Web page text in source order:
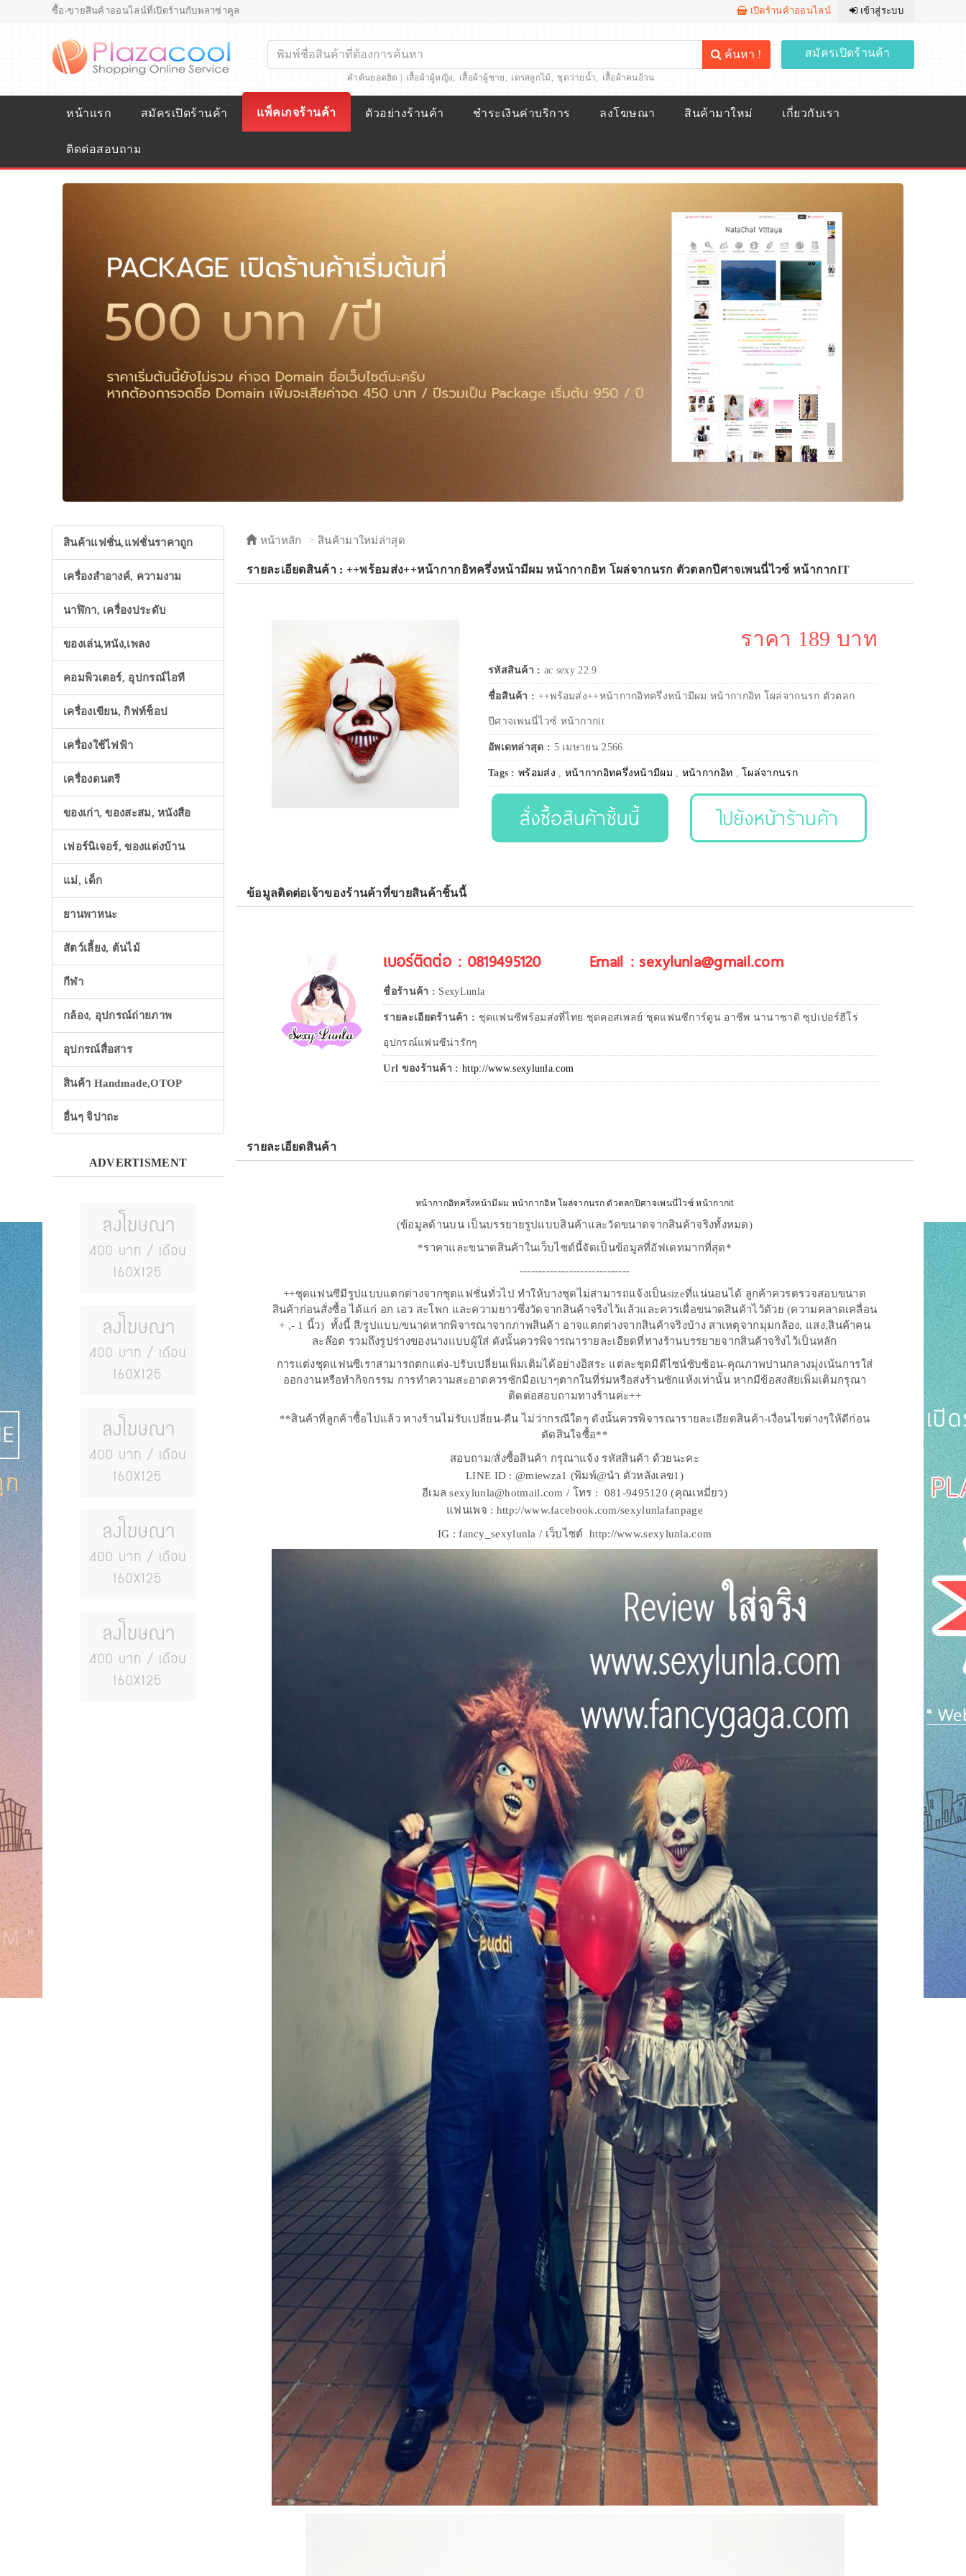
ซื้อ-ขายสินค้าออนไลน์ที่เปิดร้านกับพลาซ่าคูล เปิดร้านค้าออนไลน์ เข้าสู่ระบบ
ค้นหา !
คำค้นยอดฮิต | เสื้อผ้าผู้หญิง, เสื้อผ้าผู้ชาย, เดรสลูกไม้, ชุดว่ายน้ำ, เสื้อผ้าคนอ้วน
สมัครเปิดร้านค้า
หน้าแรก สมัครเปิดร้านค้า แพ็คเกจร้านค้า ตัวอย่างร้านค้า ชำระเงินค่าบริการ ลงโฆษณา สินค้ามาใหม่ เกี่ยวกับเรา
ติดต่อสอบถาม
สินค้าแฟชั่น,แฟชั่นราคาถูก
เครื่องสำอางค์, ความงาม
นาฬิกา, เครื่องประดับ
ของเล่น,หนัง,เพลง
คอมพิวเตอร์, อุปกรณ์ไอที
เครื่องเขียน, กิฟท์ช็อป
เครื่องใช้ไฟฟ้า
เครื่องดนตรี
ของเก่า, ของสะสม, หนังสือ
เฟอร์นิเจอร์, ของแต่งบ้าน
แม่, เด็ก
ยานพาหนะ
สัตว์เลี้ยง, ต้นไม้
กีฬา
กล้อง, อุปกรณ์ถ่ายภาพ
อุปกรณ์สื่อสาร
สินค้า Handmade,OTOP
อื่นๆ จิปาถะ
ADVERTISMENT
หน้าหลัก สินค้ามาใหม่ล่าสุด
รายละเอียดสินค้า : ++พร้อมส่ง++หน้ากากอิทครึ่งหน้ามีผม หน้ากากอิท โผล่จากนรก ตัวตลกปีศาจเพนนี่ไวซ์ หน้ากากIT
ราคา 189 บาท
รหัสสินค้า : ac sexy 22.9
ชื่อสินค้า : ++พร้อมส่ง++หน้ากากอิทครึ่งหน้ามีผม หน้ากากอิท โผล่จากนรก ตัวตลก
ปีศาจเพนนี่ไวซ์ หน้ากากit
อัพเดทล่าสุด : 5 เมษายน 2566
Tags :พร้อมส่ง , หน้ากากอิทครึ่งหน้ามีผม , หน้ากากอิท , โผล่จากนรก
สั่งซื้อสินค้าชิ้นนี้ ไปยังหน้าร้านค้า
ข้อมูลติดต่อเจ้าของร้านค้าที่ขายสินค้าชิ้นนี้
เบอร์ติดต่อ : 0819495120 Email : sexylunla@gmail.com
ชื่อร้านค้า : SexyLunla
รายละเอียดร้านค้า : ชุดแฟนซีพร้อมส่งที่ไทย ชุดคอสเพลย์ ชุดแฟนซีการ์ตูน อาชีพ นานาชาติ ซุปเปอร์ฮีโร่
อุปกรณ์แฟนซีน่ารักๆ
Url ของร้านค้า : http://www.sexylunla.com
รายละเอียดสินค้า
หน้ากากอิทครึ่งหน้ามีผม หน้ากากอิท โผล่จากนรก ตัวตลกปีศาจเพนนี่ไวซ์ หน้ากากit
(ข้อมูลด้านบน เป็นบรรยายรูปแบบสินค้าและวัดขนาดจากสินค้าจริงทั้งหมด)
*ราคาและขนาดสินค้าในเว็บไซต์นี้จัดเป็นข้อมูลที่อัฟเดทมากที่สุด*
-----------------------------
++ชุดแฟนซีมีรูปแบบแตกต่างจากชุดแฟชั่นทั่วไป ทำให้บางชุดไม่สามารถแจ้งเป็นsizeที่แน่นอนได้ ลูกค้าควรตรวจสอบขนาด
สินค้าก่อนสั่งซื้อ ได้แก่ อก เอว สะโพก และความยาวซึ่งวัดจากสินค้าจริงไว้แล้วและควรเผื่อขนาดสินค้าไว้ด้วย (ความคลาดเคลื่อน
+ ,- 1 นิ้ว) ทั้งนี้ สี/รูปแบบ/ขนาดหากพิจารณาจากภาพสินค้า อาจแตกต่างจากสินค้าจริงบ้าง สาเหตุจากมุมกล้อง, แสง,สินค้าคน
ละล๊อต รวมถึงรูปร่างของนางแบบผู้ใส่ ดังนั้นควรพิจารณารายละเอียดที่ทางร้านบรรยายจากสินค้าจริงไว้เป็นหลัก
การแต่งชุดแฟนซีเราสามารถตกแต่ง-ปรับเปลี่ยนเพิ่มเติมได้อย่างอิสระ แต่ละชุดมีดีไซน์ซับซ้อน-คุณภาพปานกลางมุ่งเน้นการใส่
ออกงานหรือทำกิจกรรม การทำความสะอาดควรซักมือเบาๆตากในที่ร่มหรือส่งร้านซักแห้งเท่านั้น หากมีข้อสงสัยเพิ่มเติมกรุณา
ติดต่อสอบถามทางร้านค่ะ++
**สินค้าที่ลูกค้าซื้อไปแล้ว ทางร้านไม่รับเปลี่ยน-คืน ไม่ว่ากรณีใดๆ ดังนั้นควรพิจารณารายละเอียดสินค้า-เงื่อนไขต่างๆให้ดีก่อน
ตัดสินใจซื้อ**
สอบถาม/สั่งซื้อสินค้า กรุณาแจ้ง รหัสสินค้า ด้วยนะคะ
LINE ID : @miewza1 (พิมพ์@นำ ตัวหลังเลข1)
อีเมล sexylunla@hotmail.com / โทร : 081-9495120 (คุณเหมี่ยว)
แฟนเพจ : http://www.facebook.com/sexylunlafanpage
IG : fancy_sexylunla / เว็บไซต์ http://www.sexylunla.com